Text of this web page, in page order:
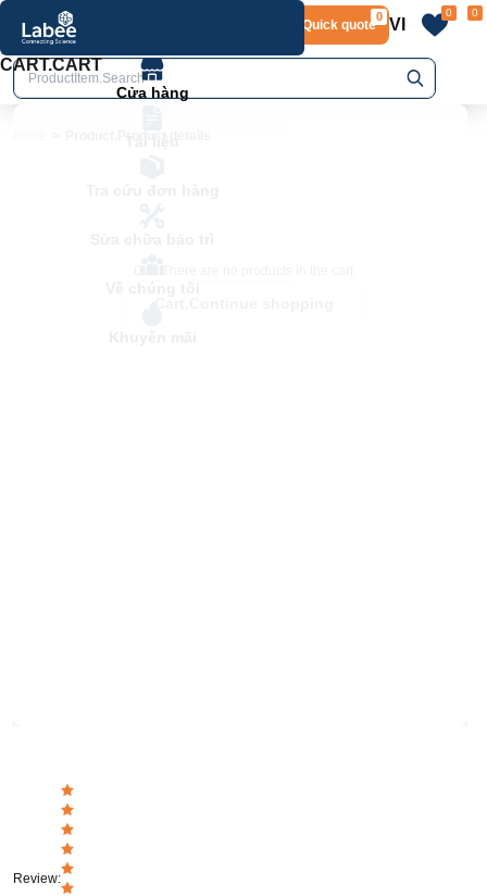
Layout.Quick quote
0 VI
0 0
Review: